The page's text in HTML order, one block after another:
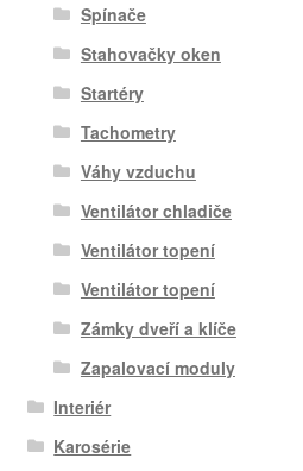
Spínače
Stahovačky oken
Startéry
Tachometry
Váhy vzduchu
Ventilátor chladiče
Ventilátor topení
Ventilátor topení
Zámky dveří a klíče
Zapalovací moduly
Interiér
Karosérie